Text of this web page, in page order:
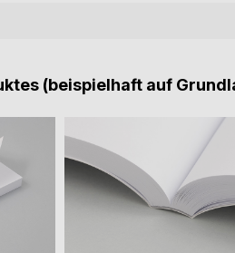
(beispielhaft auf